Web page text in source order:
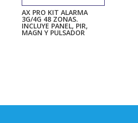
AX PRO KIT ALARMA
3G/4G 48 ZONAS.
INCLUYE PANEL, PIR,
MAGN Y PULSADOR